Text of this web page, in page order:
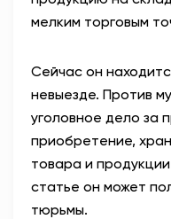
мелким торговым
Сейчас он
невыезде. Против
уголовное дело за
приобретение,
товара и
статье он может
тюрьмы.